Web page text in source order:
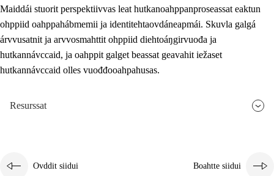
Maiddái stuorit perspektiivvas leat hutkanoahppanproseassat eaktun
ohppiid oahppahábmemii ja identitehtaovdáneapmái. Skuvla galgá
árvvusatnit ja arvvosmahttit ohppiid diehtoáŋgirvuođa ja
hutkannávccaid, ja oahppit galget beassat geavahit iežaset
hutkannávccaid olles vuođđooahpahusas.
Resurssat
Ovddit siidui Boahtte siidui